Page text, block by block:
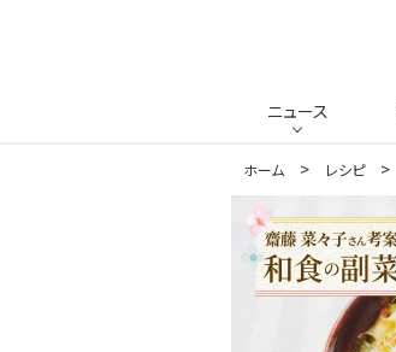
ニュース
ホーム レシピ